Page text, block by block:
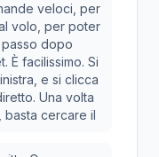
veloci, per
volo, per poter
dopo
È facilissimo. Si
e si clicca
Una volta
cercare il